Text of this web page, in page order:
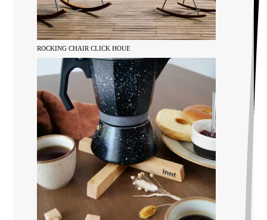
ROCKING CHAIR CLICK HOUE